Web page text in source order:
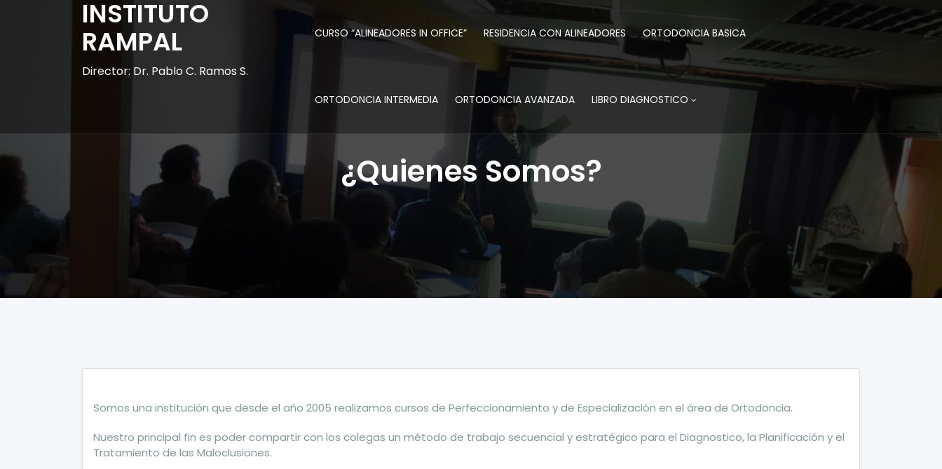
INSTITUTO
RAMPAL
Director: Dr. Pablo C. Ramos S.
CURSO “ALINEADORES IN OFFICE” RESIDENCIA CON ALINEADORES ORTODONCIA BASICA
ORTODONCIA INTERMEDIA ORTODONCIA AVANZADA LIBRO DIAGNOSTICO
¿Quienes Somos?
Somos una institución que desde el año 2005 realizamos cursos de Perfeccionamiento y de Especialización en el área de Ortodoncia.
Nuestro principal fin es poder compartir con los colegas un método de trabajo secuencial y estratégico para el Diagnostico, la Planificación y el
Tratamiento de las Maloclusiones.